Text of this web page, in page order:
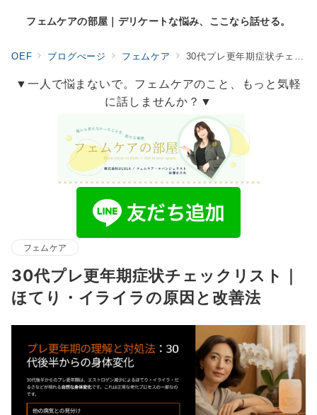
フェムケアの部屋｜デリケートな悩み、ここなら話せる。
OEF ブログぺージ フェムケア 30代プレ更年期症状チェックリスト｜ほてり・イライラの原因と改善法
▼一人で悩まないで。フェムケアのこと、もっと気軽
に話しませんか？▼
フェムケア
30代プレ更年期症状チェックリスト｜
ほてり・イライラの原因と改善法